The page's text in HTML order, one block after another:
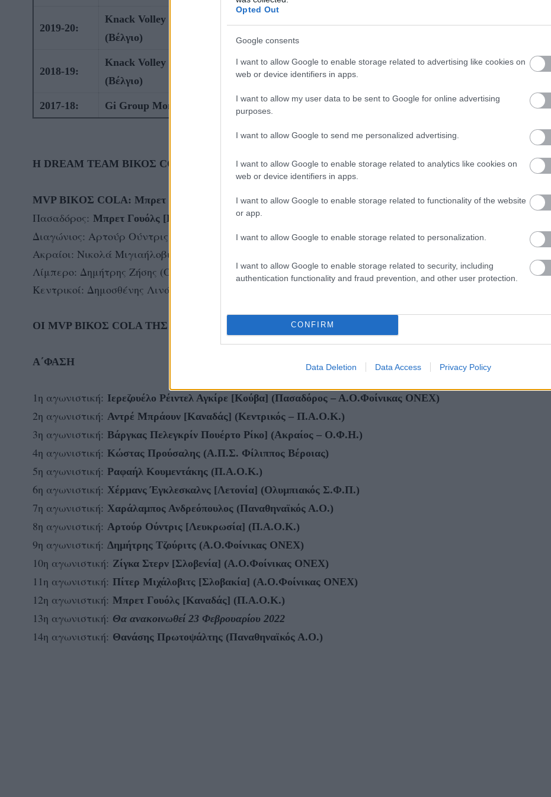
Opted Out
Google consents
I want to allow Google to enable storage related to advertising like cookies on
web or device identifiers in apps.
I want to allow my user data to be sent to Google for online advertising
purposes.
I want to allow Google to send me personalized advertising.
I want to allow Google to enable storage related to analytics like cookies on
web or device identifiers in apps.
I want to allow Google to enable storage related to functionality of the website
or app.
I want to allow Google to enable storage related to personalization.
I want to allow Google to enable storage related to security, including
authentication functionality and fraud prevention, and other user protection.
CONFIRM
Data Deletion Data Access Privacy Policy
2019-20:
Knack Volley Roeselare
(Βέλγιο)
2018-19:
Knack Volley Roeselare
(Βέλγιο)
Κύπελλο Σούπερ Καπ Βελγίου
2017-18: Gi Group Monza (Ιταλία)
Η DREAM TEAM ΒΙΚΟΣ COLA ΤΗΣ 12ΗΣ ΑΓΩΝΙΣΤΙΚΗΣ ΤΗΣ A ΦΑΣΗΣ VOLLEY LEAGUE 2021-22
MVP ΒΙKOΣ COLA: Μπρετ Γουόλς [Καναδάς] (Π.Α.Ο.Κ.)
Πασαδόρος: Μπρετ Γουόλς [Καναδάς] (Π.Α.Ο.Κ.)
Διαγώνιος: Αρτούρ Ούντρις [Λευκορωσία] (Π.Α.Ο.Κ.)
Ακραίοι: Νικολά Μιγιαήλοβιτς [Σερβία] (Ολυμπιακός Σ.Φ.Π.), Ζίγκα Στερν [Σλοβενία] (Α.Ο.Φοίνικας ΟΝΕΧ)
Λίμπερο: Δημήτρης Ζήσης (Ολυμπιακός Σ.Φ.Π.)
Κεντρικοί: Δημοσθένης Λινάρδος (Α.Ο.Π.Κηφισιά), Aντρέ Μπράουν [Καναδάς] (Π.Α.Ο.Κ.)
ΟΙ MVP ΒΙΚΟΣ COLA ΤΗΣ ΑΓΩΝΙΣΤΙΚΗΣ ΠΕΡΙΟΔΟΥ 2021-22
Α΄ΦΑΣΗ
1η αγωνιστική: Ιερεζουέλο Ρέιντελ Αγκίρε [Κούβα] (Πασαδόρος – Α.Ο.Φοίνικας ΟΝΕΧ)
2η αγωνιστική: Αντρέ Μπράουν [Καναδάς] (Κεντρικός – Π.Α.Ο.Κ.)
3η αγωνιστική: Βάργκας Πελεγκρίν Πουέρτο Ρίκο] (Ακραίος – Ο.Φ.Η.)
4η αγωνιστική: Κώστας Προύσαλης (Α.Π.Σ. Φίλιππος Βέροιας)
5η αγωνιστική: Ραφαήλ Κουμεντάκης (Π.Α.Ο.Κ.)
6η αγωνιστική: Χέρμανς Έγκλεσκαλνς [Λετονία] (Ολυμπιακός Σ.Φ.Π.)
7η αγωνιστική: Χαράλαμπος Ανδρεόπουλος (Παναθηναϊκός Α.Ο.)
8η αγωνιστική: Αρτούρ Ούντρις [Λευκρωσία] (Π.Α.Ο.Κ.)
9η αγωνιστική: Δημήτρης Τζούριτς (Α.Ο.Φοίνικας ΟΝΕΧ)
10η αγωνιστική: Ζίγκα Στερν [Σλοβενία] (Α.Ο.Φοίνικας ΟΝΕΧ)
11η αγωνιστική: Πίτερ Μιχάλοβιτς [Σλοβακία] (Α.Ο.Φοίνικας ΟΝΕΧ)
12η αγωνιστική: Μπρετ Γουόλς [Καναδάς] (Π.Α.Ο.Κ.)
13η αγωνιστική: Θα ανακοινωθεί 23 Φεβρουαρίου 2022
14η αγωνιστική: Θανάσης Πρωτοψάλτης (Παναθηναϊκός Α.Ο.)